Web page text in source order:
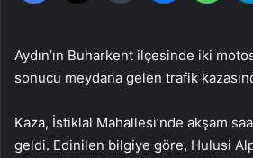
Aydın’ın Buharkent ilçesinde iki
sonucu meydana gelen trafik
Kaza, İstiklal Mahallesi’nde akşam
geldi. Edinilen bilgiye göre, Hulusi